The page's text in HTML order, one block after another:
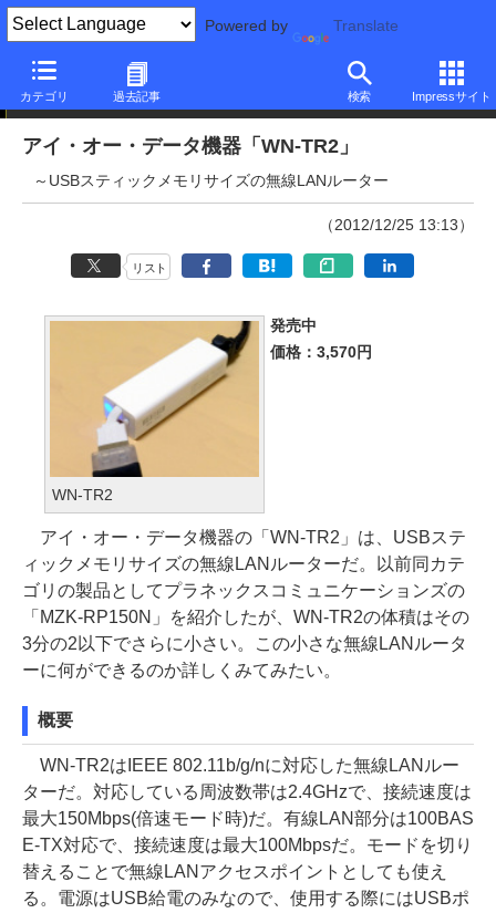
Powered by Translate
カテゴリ 過去記事 検索 Impressサイト
井上繁樹の最新通信機器事情
アイ・オー・データ機器「WN-TR2」
～USBスティックメモリサイズの無線LANルーター
（2012/12/25 13:13）
リスト
WN-TR2
発売中
価格：3,570円
アイ・オー・データ機器の「WN-TR2」は、USBステ
ィックメモリサイズの無線LANルーターだ。以前同カテ
ゴリの製品としてプラネックスコミュニケーションズの
「MZK-RP150N」を紹介したが、WN-TR2の体積はその
3分の2以下でさらに小さい。この小さな無線LANルータ
ーに何ができるのか詳しくみてみたい。
概要
WN-TR2はIEEE 802.11b/g/nに対応した無線LANルー
ターだ。対応している周波数帯は2.4GHzで、接続速度は
最大150Mbps(倍速モード時)だ。有線LAN部分は100BAS
E-TX対応で、接続速度は最大100Mbpsだ。モードを切り
替えることで無線LANアクセスポイントとしても使え
る。電源はUSB給電のみなので、使用する際にはUSBポ